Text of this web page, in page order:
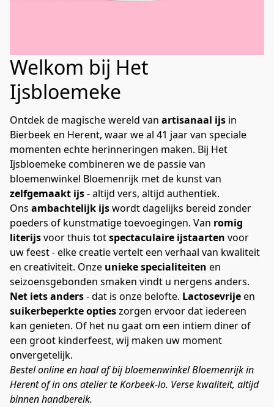
Welkom bij Het
Ijsbloemeke
Ontdek de magische wereld van artisanaal ijs in
Bierbeek en Herent, waar we al 41 jaar van speciale
momenten echte herinneringen maken. Bij Het
Ijsbloemeke combineren we de passie van
zelfgemaakt ijs - altijd vers, altijd authentiek.
Ons ambachtelijk ijs wordt dagelijks bereid zonder
poeders of kunstmatige toevoegingen. Van romig
literijs voor thuis tot spectaculaire ijstaarten voor
uw feest - elke creatie vertelt een verhaal van kwaliteit
en creativiteit. Onze unieke specialiteiten en
seizoensgebonden smaken vindt u nergens anders.
Net iets anders - dat is onze belofte. Lactosevrije
suikerbeperkte opties zorgen ervoor dat iedereen
kan genieten. Of het nu gaat om een intiem diner of
een groot kinderfeest, wij maken uw moment
onvergetelijk.
Bestel online en haal af bij bloemenwinkel Bloemenrijk in
Herent of in ons atelier te Korbeek-lo. Verse kwaliteit, altijd
binnen handbereik.